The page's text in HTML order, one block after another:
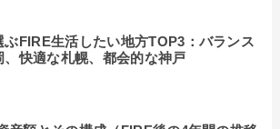
ぶFIRE生活したい地方TOP3：バランス
、快適な札幌、都会的な神戸